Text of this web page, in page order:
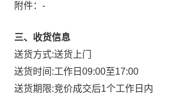
附件： -
三、收货信息
送货方式:送货上门
送货时间:工作日09:00至17:00
送货期限:竞价成交后1个工作日内